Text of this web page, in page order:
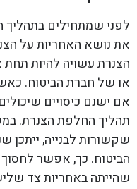
לפני שמתחילים בתהליך
את נושא האחריות על
הצנרת עשויה להיות תחת
או של חברת הביטוח.
אם ישנם כיסויים
תהליך החלפת הצנרת.
שקשורות לבנייה, ייתכן
הביטוח. כך, אפשר לחסוך
שהייתה באחריות צד